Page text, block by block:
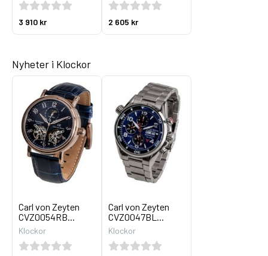
3 910 kr 2 605 kr
Nyheter i Klockor
Carl von Zeyten
CVZ0054RB...
Klockor
Carl von Zeyten
CVZ0047BL...
Klockor